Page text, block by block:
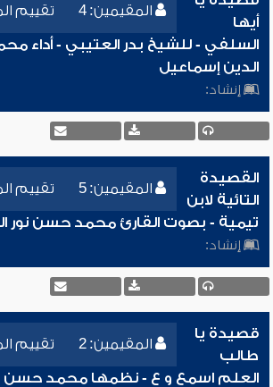
المقيمين: 4 تقييم
أيها
السلفي - للشيخ بدر العتيبي - أداء
الدين إسماعيل
إنشاد:
المقيمين: 5 تقييم
القصيدة
التائية لابن
تيمية - بصوت القارئ محمد حسن نور
إنشاد:
المقيمين: 2 تقييم
قصيدة يا
طالب
العلم اسمع و ع - نظمها محمد حسن